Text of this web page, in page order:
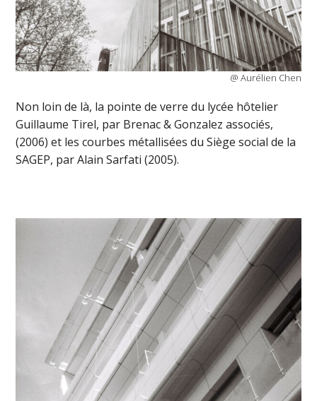
@ Aurélien Chen
Non loin de là, la pointe de verre du lycée hôtelier
Guillaume Tirel, par Brenac & Gonzalez associés,
(2006) et les courbes métallisées du Siège social de la
SAGEP, par Alain Sarfati (2005).